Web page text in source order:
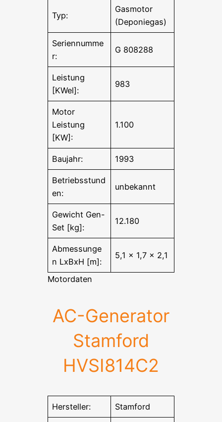
Typ:
Gasmotor
(Deponiegas)
Seriennumme
r:
G 808288
Leistung
[KWel]:
983
Motor
Leistung
[KW]:
1.100
Baujahr: 1993
Betriebsstund
en:
unbekannt
Gewicht Gen-
Set [kg]:
12.180
Abmessunge
n LxBxH [m]:
5,1 x 1,7 x 2,1
Motordaten
AC-Generator
Stamford
HVSI814C2
Hersteller: Stamford